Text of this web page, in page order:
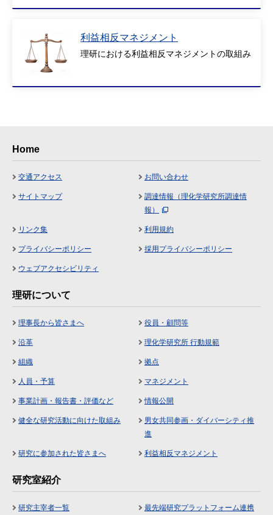
利益相反マネジメント
理研における利益相反マネジメントの取組み
Home
交通アクセス お問い合わせ
サイトマップ
調達情報（理化学研究所調達情
報）
リンク集 利用規約
プライバシーポリシー 採用プライバシーポリシー
ウェブアクセシビリティ
理研について
理事長から皆さまへ 役員・顧問等
沿革 理化学研究所 行動規範
組織 拠点
人員・予算 マネジメント
事業計画・報告書・評価など 情報公開
健全な研究活動に向けた取組み
男女共同参画・ダイバーシティ推
進
研究に参加された皆さまへ 利益相反マネジメント
研究室紹介
研究主宰者一覧
最先端研究プラットフォーム連携